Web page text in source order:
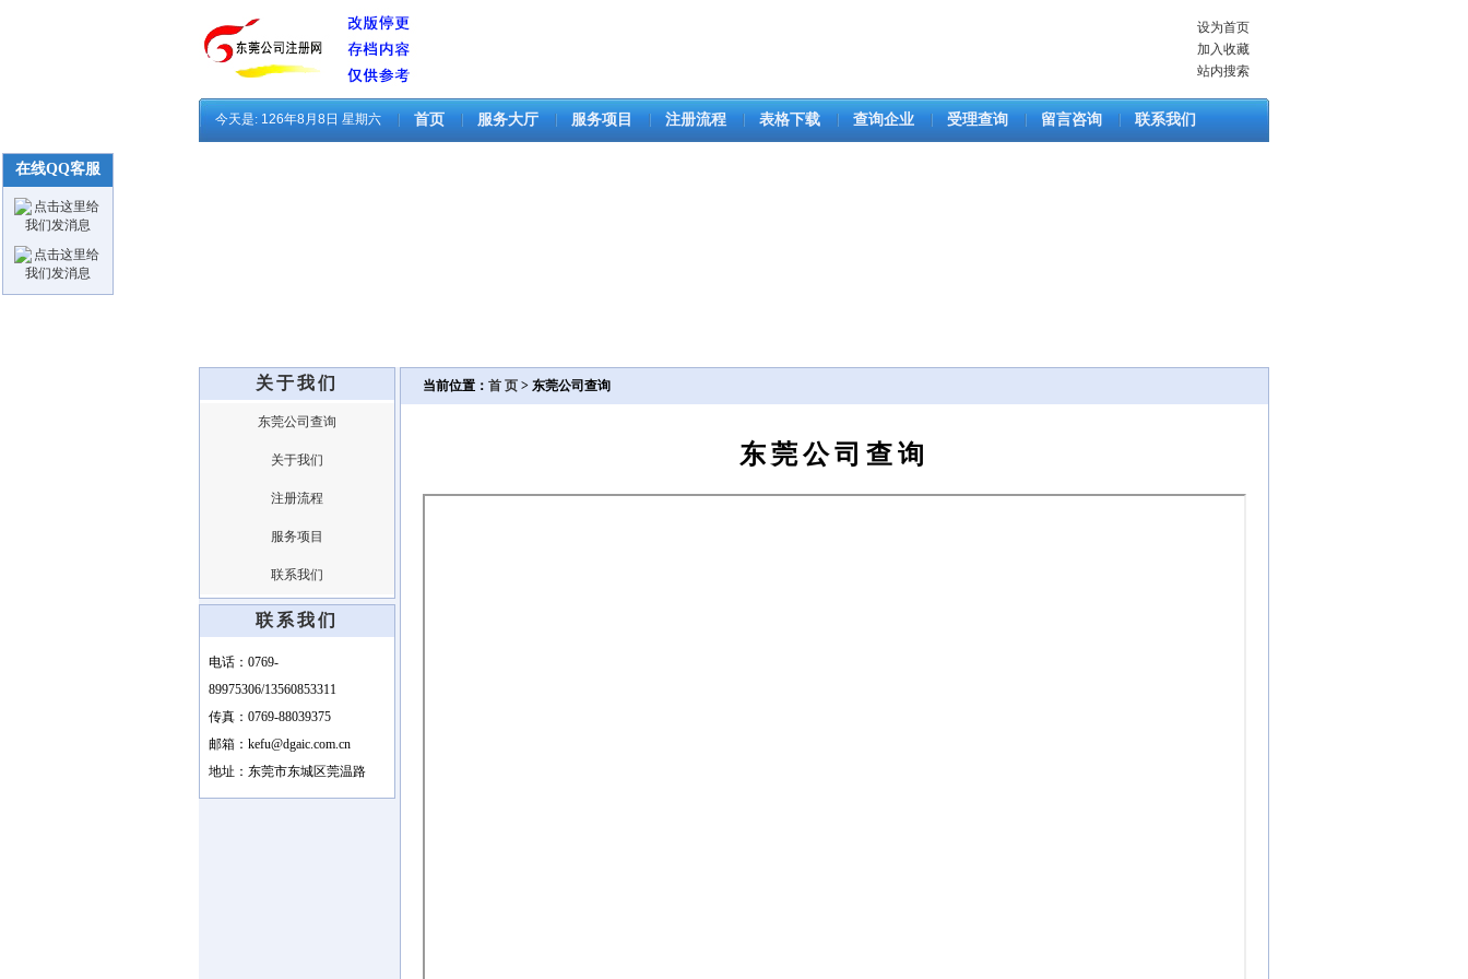
设为首页
加入收藏
站内搜索
今天是: 126年8月8日 星期六 首页 服务大厅 服务项目 注册流程 表格下载 查询企业 受理查询 留言咨询 联系我们
关于我们
东莞公司查询
关于我们
注册流程
服务项目
联系我们
联系我们
电话：0769-
89975306/13560853311
传真：0769-88039375
邮箱：kefu@dgaic.com.cn
地址：东莞市东城区莞温路
当前位置： 首 页 > 东莞公司查询
东莞公司查询
在线QQ客服